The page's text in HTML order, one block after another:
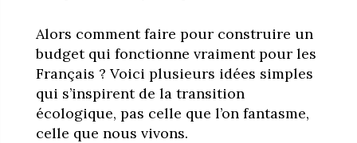
Alors comment faire pour construire un
budget qui fonctionne vraiment pour les
Français ? Voici plusieurs idées simples
qui s’inspirent de la transition
écologique, pas celle que l’on fantasme,
celle que nous vivons.